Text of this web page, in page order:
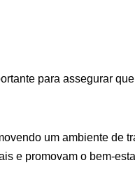
para assegurar
um ambiente de
e promovam o bem-